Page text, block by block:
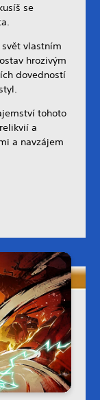
se
vlastním
hrozivým
dovedností
tohoto
a
a navzájem